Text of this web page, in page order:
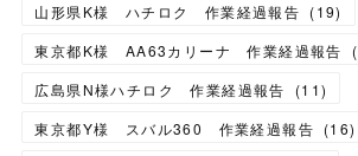
山形県K様 ハチロク 作業経過報告 (19)
東京都K様 AA63カリーナ 作業経過報告
(
広島県N様ハチロク 作業経過報告
(11)
東京都Y様 スバル360 作業経過報告 (16)